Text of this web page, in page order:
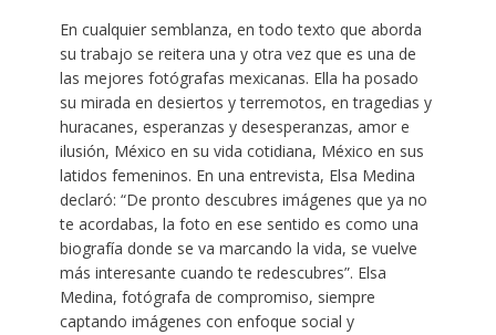
En cualquier semblanza, en todo texto que aborda
su trabajo se reitera una y otra vez que es una de
las mejores fotógrafas mexicanas. Ella ha posado
su mirada en desiertos y terremotos, en tragedias y
huracanes, esperanzas y desesperanzas, amor e
ilusión, México en su vida cotidiana, México en sus
latidos femeninos. En una entrevista, Elsa Medina
declaró: “De pronto descubres imágenes que ya no
te acordabas, la foto en ese sentido es como una
biografía donde se va marcando la vida, se vuelve
más interesante cuando te redescubres”. Elsa
Medina, fotógrafa de compromiso, siempre
captando imágenes con enfoque social y